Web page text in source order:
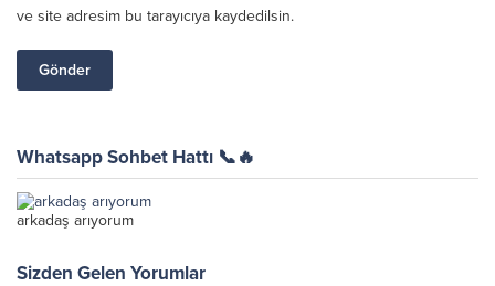
ve site adresim bu tarayıcıya kaydedilsin.
Whatsapp Sohbet Hattı 📞🔥
arkadaş arıyorum
Sizden Gelen Yorumlar